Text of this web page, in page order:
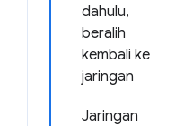
dahulu,
beralih
kembali ke
jaringan
Jaringan